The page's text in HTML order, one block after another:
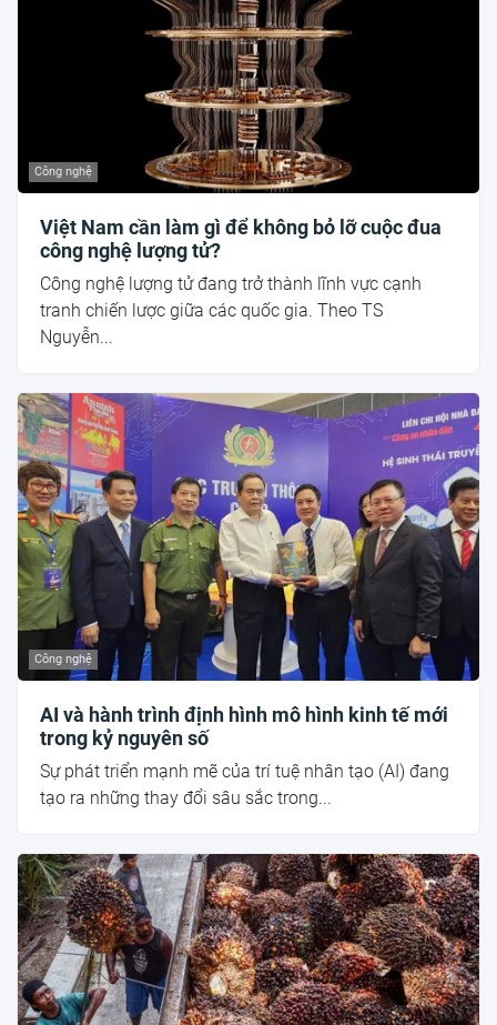
Công nghệ
Việt Nam cần làm gì để không bỏ lỡ cuộc đua
công nghệ lượng tử?
Công nghệ lượng tử đang trở thành lĩnh vực cạnh
tranh chiến lược giữa các quốc gia. Theo TS
Nguyễn...
Công nghệ
AI và hành trình định hình mô hình kinh tế mới
trong kỷ nguyên số
Sự phát triển mạnh mẽ của trí tuệ nhân tạo (AI) đang
tạo ra những thay đổi sâu sắc trong...